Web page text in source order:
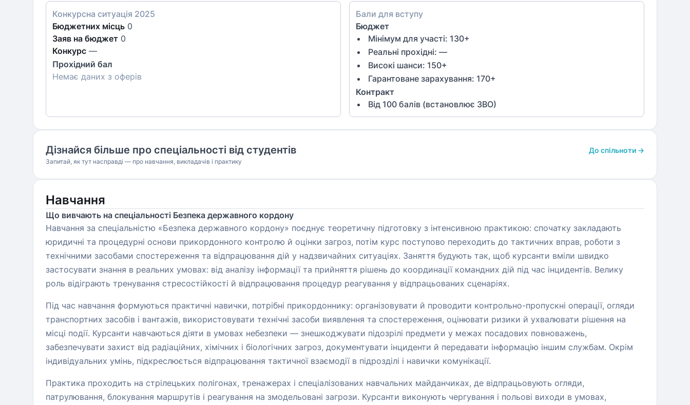
Конкурсна ситуація 2025
Бюджетних місць 0
Заяв на бюджет 0
Конкурс —
Прохідний бал
Немає даних з оферів
Бали для вступу
Бюджет
Мінімум для участі: 130+
Реальні прохідні: —
Високі шанси: 150+
Гарантоване зарахування: 170+
Контракт
Від 100 балів (встановлює ЗВО)
Дізнайся більше про спеціальності від студентів До спільноти →
Запитай, як тут насправді — про навчання, викладачів і практику
Навчання
Що вивчають на спеціальності Безпека державного кордону
Навчання за спеціальністю «Безпека державного кордону» поєднує теоретичну підготовку з інтенсивною практикою: спочатку закладають
юридичні та процедурні основи прикордонного контролю й оцінки загроз, потім курс поступово переходить до тактичних вправ, роботи з
технічними засобами спостереження та відпрацювання дій у надзвичайних ситуаціях. Заняття будують так, щоб курсанти вміли швидко
застосувати знання в реальних умовах: від аналізу інформації та прийняття рішень до координації командних дій під час інцидентів. Велику
роль відіграють тренування стресостійкості й відпрацювання процедур реагування у відпрацьованих сценаріях.
Під час навчання формуються практичні навички, потрібні прикордоннику: організовувати й проводити контрольно-пропускні операції, огляди
транспортних засобів і вантажів, використовувати технічні засоби виявлення та спостереження, оцінювати ризики й ухвалювати рішення на
місці події. Курсанти навчаються діяти в умовах небезпеки — знешкоджувати підозрілі предмети у межах посадових повноважень,
забезпечувати захист від радіаційних, хімічних і біологічних загроз, документувати інциденти й передавати інформацію іншим службам. Окрім
індивідуальних умінь, підкреслюється відпрацювання тактичної взаємодії в підрозділі і навички комунікації.
Практика проходить на стрілецьких полігонах, тренажерах і спеціалізованих навчальних майданчиках, де відпрацьовують огляди,
патрулювання, блокування маршрутів і реагування на змодельовані загрози. Курсанти виконують чергування і польові виходи в умовах,